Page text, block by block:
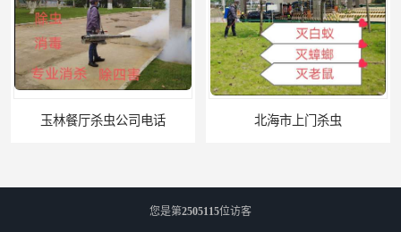
北海市上门杀虫 崇左市扶绥县工厂杀虫
您是第2505115位访客